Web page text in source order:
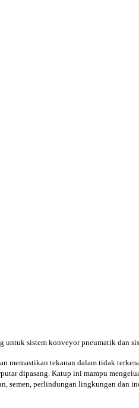
sistem konveyor pneumatik dan
memastikan tekanan dalam tidak
dipasang. Katup ini mampu
semen, perlindungan lingkungan dan